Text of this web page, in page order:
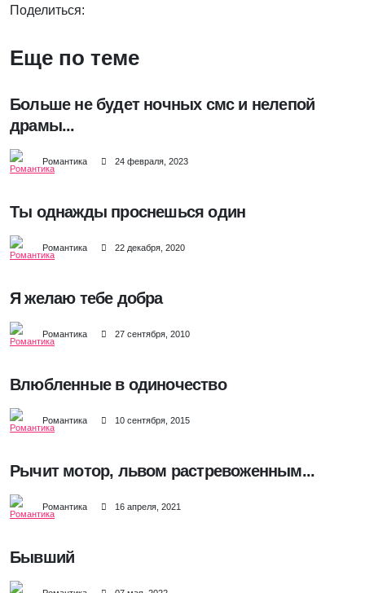
Поделиться:
Еще по теме
Больше не будет ночных смс и нелепой
драмы...
Романтика 24 февраля, 2023
Ты однажды проснешься один
Романтика 22 декабря, 2020
Я желаю тебе добра
Романтика 27 сентября, 2010
Влюбленные в одиночество
Романтика 10 сентября, 2015
Рычит мотор, львом растревоженным...
Романтика 16 апреля, 2021
Бывший